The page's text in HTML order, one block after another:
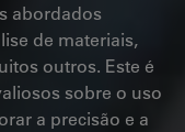
abordados
de materiais,
outros. Este é
sobre o uso
a precisão e a